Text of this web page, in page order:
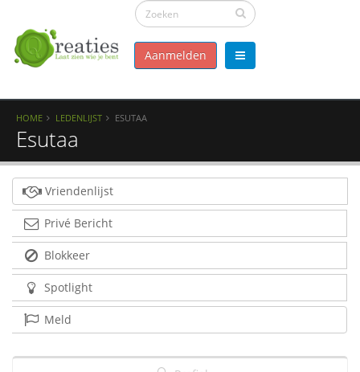
Aanmelden
HOME LEDENLIJST ESUTAA
Esutaa
Vriendenlijst
Privé Bericht
Blokkeer
Spotlight
Meld